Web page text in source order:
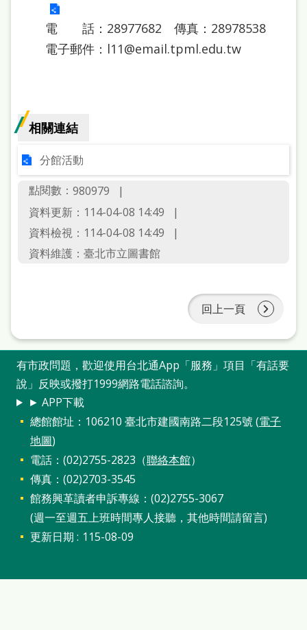
電 話：28977682 傳真：28978538
電子郵件：l11@email.tpml.edu.tw
相關連結
分館活動
點閱數： 980979
資料更新：114-04-08 14:49
資料檢視：114-04-08 14:49
資料維護：臺北市立圖書館
回上一頁
有市政問題，歡迎使用台北通App「服務」項目「有話要
說」反映或撥打1999網路電話諮詢。
► APP下載
總館館址：106210 臺北市建國南路二段125號 (電子
地圖)
電話：(02)2755-2823（聯絡本館）
傳真：(02)2703-3545
館務興革讀者申訴專線：(02)2755-3067
(週一至週五上班時間專人接聽，其他時間請留言)
更新日期
115-08-09